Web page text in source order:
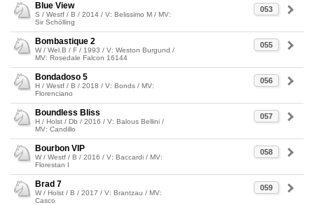
053
Blue View
S / Westf / B / 2014 / V: Belissimo M / MV:
Sir Schölling
055
Bombastique 2
W / Wel.B / F / 1993 / V: Weston Burgund /
MV: Rosedale Falcon 16144
056
Bondadoso 5
H / Westf / B / 2018 / V: Bonds / MV:
Florenciano
057
Boundless Bliss
H / Holst / Db / 2016 / V: Balous Bellini /
MV: Candillo
058
Bourbon VIP
W / Westf / B / 2016 / V: Baccardi / MV:
Florestan I
059
Brad 7
W / Holst / B / 2017 / V: Brantzau / MV:
Casco